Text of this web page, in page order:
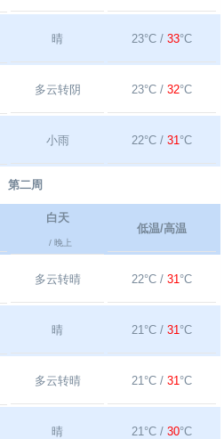
晴 23°C / 33°C
多云转阴 23°C / 32°C
小雨 22°C / 31°C
第二周
白天
/ 晚上
低温/高温
多云转晴 22°C / 31°C
晴 21°C / 31°C
多云转晴 21°C / 31°C
晴 21°C / 30°C